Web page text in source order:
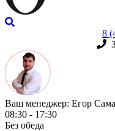
8
Ваш менеджер: Егор
08:30 - 17:30
Без обеда